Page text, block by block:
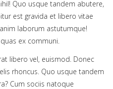
Quo usque tandem abutere,
est gravida et libero vitae
laborum astutumque!
ex communi.
libero vel, euismod. Donec
rhoncus. Quo usque tandem
Cum sociis natoque